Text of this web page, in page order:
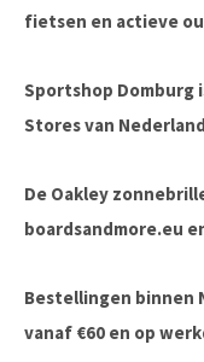
fietsen en actieve
Sportshop Domburg
Stores van
De Oakley
boardsandmore.eu
Bestellingen binnen
vanaf €60 en op